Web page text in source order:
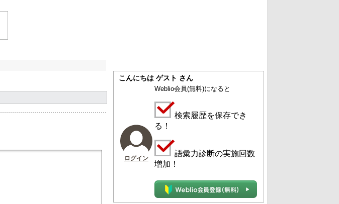
こんにちは ゲスト さん
ログイン
Weblio会員(無料)になると
検索履歴を保存でき
る！
語彙力診断の実施回数
増加！